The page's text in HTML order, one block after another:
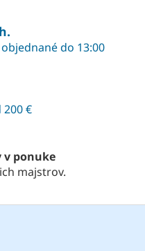
do 13:00
€
v ponuke
majstrov.